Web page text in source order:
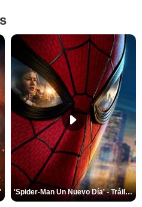
'Spider-Man Un Nuevo Día' - Tráiler oficial subtitulado